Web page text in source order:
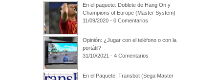
En el paquete: Doblete de Hang On y
Champions of Europe (Master System)
11/09/2020 - 0 Comentarios
Opinión: ¿Jugar con el teléfono o con la
portátil?
31/10/2021 - 4 Comentarios
En el Paquete: Transbot (Sega Master